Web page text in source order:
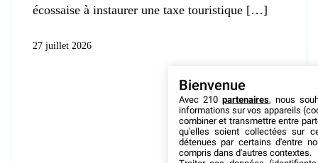
écossaise à instaurer une taxe touristique
27 juillet 2026
Bienvenue
Avec 210 partenaires, nous
informations sur vos appareils
combiner et transmettre entre
qu'elles soient collectées sur
détenues par certains d'entre
compris dans d'autres contextes.